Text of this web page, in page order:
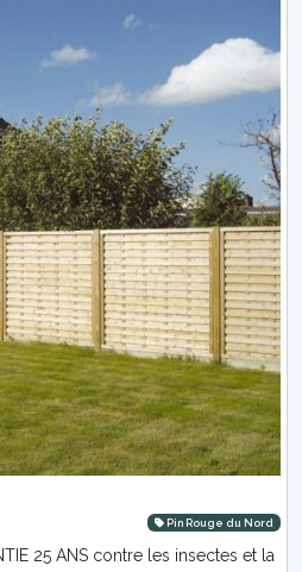
Pin Rouge du Nord
25 ANS contre les insectes et la